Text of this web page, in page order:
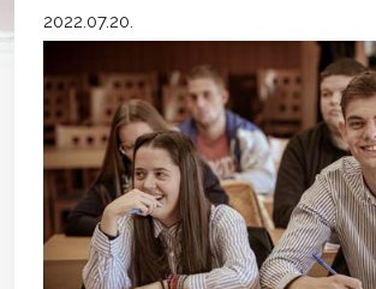
2022.07.20.